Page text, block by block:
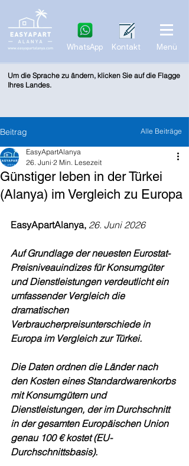
WhatsApp Kontakt Menü
Um die Sprache zu ändern, klicken Sie auf die Flagge
Ihres Landes.
Beitrag
Günstiger leben in der Türkei
(Alanya) im Vergleich zu Europa
EasyApartAlanya
26. Juni 2 Min. Lesezeit
EasyApartAlanya, 26. Juni 2026
Auf Grundlage der neuesten Eurostat-
Preisniveauindizes für Konsumgüter
und Dienstleistungen verdeutlicht ein
umfassender Vergleich die
dramatischen
Verbraucherpreisunterschiede in
Europa im Vergleich zur Türkei.
Die Daten ordnen die Länder nach
den Kosten eines Standardwarenkorbs
mit Konsumgütern und
Dienstleistungen, der im Durchschnitt
in der gesamten Europäischen Union
genau 100 € kostet (EU-
Durchschnittsbasis).
Alle Beiträge